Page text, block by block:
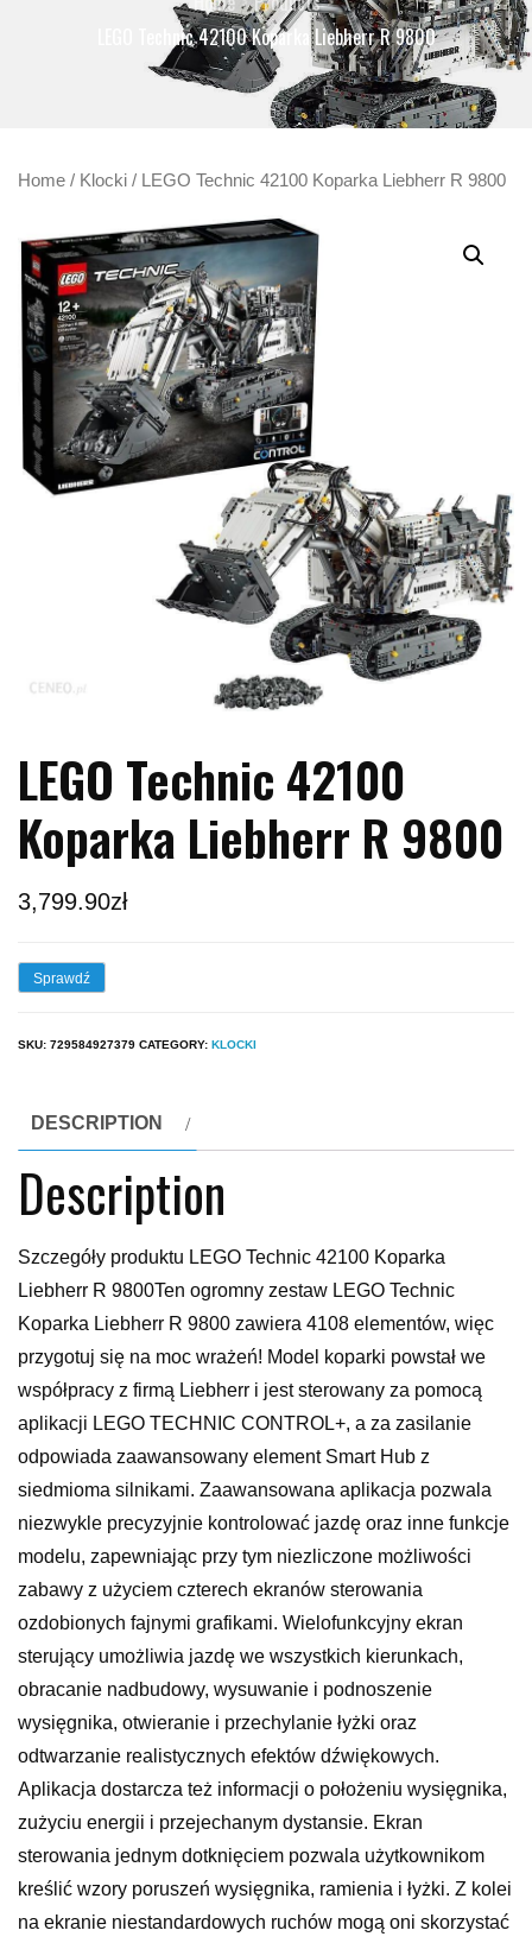
LEGO Technic 42100 Koparka Liebherr R 9800
Home / Klocki / LEGO Technic 42100 Koparka Liebherr R 9800
LEGO Technic 42100
Koparka Liebherr R 9800
3,799.90zł
Sprawdź
SKU: 729584927379 CATEGORY: KLOCKI
DESCRIPTION
Description
Szczegóły produktu LEGO Technic 42100 Koparka
Liebherr R 9800Ten ogromny zestaw LEGO Technic
Koparka Liebherr R 9800 zawiera 4108 elementów, więc
przygotuj się na moc wrażeń! Model koparki powstał we
współpracy z firmą Liebherr i jest sterowany za pomocą
aplikacji LEGO TECHNIC CONTROL+, a za zasilanie
odpowiada zaawansowany element Smart Hub z
siedmioma silnikami. Zaawansowana aplikacja pozwala
niezwykle precyzyjnie kontrolować jazdę oraz inne funkcje
modelu, zapewniając przy tym niezliczone możliwości
zabawy z użyciem czterech ekranów sterowania
ozdobionych fajnymi grafikami. Wielofunkcyjny ekran
sterujący umożliwia jazdę we wszystkich kierunkach,
obracanie nadbudowy, wysuwanie i podnoszenie
wysięgnika, otwieranie i przechylanie łyżki oraz
odtwarzanie realistycznych efektów dźwiękowych.
Aplikacja dostarcza też informacji o położeniu wysięgnika,
zużyciu energii i przejechanym dystansie. Ekran
sterowania jednym dotknięciem pozwala użytkownikom
kreślić wzory poruszeń wysięgnika, ramienia i łyżki. Z kolei
na ekranie niestandardowych ruchów mogą oni skorzystać